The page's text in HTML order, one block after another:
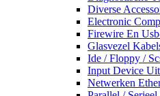
Diverse
Electronic
Firewire En
Glasvezel
Ide / Floppy /
Input Device
Netwerken